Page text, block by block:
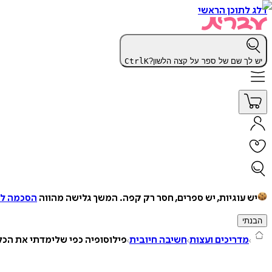
דלג לתוכן הראשי
יש לך שם של ספר על קצה הלשון? CtrlK
יש עוגיות, יש ספרים, חסר רק קפה. המשך גלישה מהווה הסכמה
הבנתי
מדריכים ועצות חשיבה חיובית פילוסופיה כפי שלימדתי את